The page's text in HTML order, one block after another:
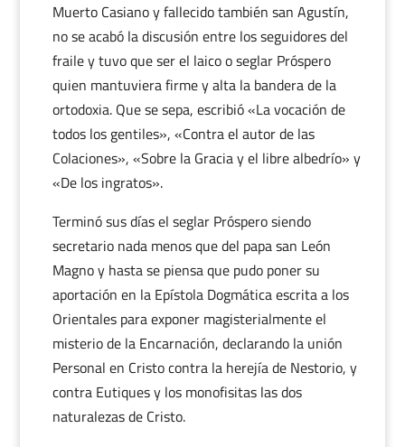
Muerto Casiano y fallecido también san Agustín,
no se acabó la discusión entre los seguidores del
fraile y tuvo que ser el laico o seglar Próspero
quien mantuviera firme y alta la bandera de la
ortodoxia. Que se sepa, escribió «La vocación de
todos los gentiles», «Contra el autor de las
Colaciones», «Sobre la Gracia y el libre albedrío» y
«De los ingratos».
Terminó sus días el seglar Próspero siendo
secretario nada menos que del papa san León
Magno y hasta se piensa que pudo poner su
aportación en la Epístola Dogmática escrita a los
Orientales para exponer magisterialmente el
misterio de la Encarnación, declarando la unión
Personal en Cristo contra la herejía de Nestorio, y
contra Eutiques y los monofisitas las dos
naturalezas de Cristo.